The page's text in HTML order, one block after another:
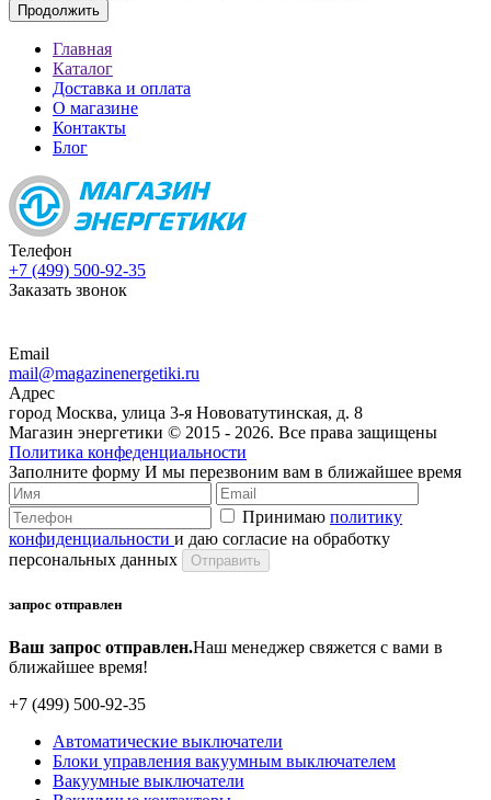
Продолжить
Главная
Каталог
Доставка и оплата
О магазине
Контакты
Блог
Телефон
+7 (499) 500-92-35
Заказать звонок
Email
mail@magazinenergetiki.ru
Адрес
город Москва, улица 3-я Нововатутинская, д. 8
Магазин энергетики © 2015 - 2026. Все права защищены
Политика конфеденциальности
Заполните форму И мы перезвоним вам в ближайшее время
Принимаю политику
конфиденциальности и даю согласие на обработку
персональных данных
запрос отправлен
Ваш запрос отправлен.Наш менеджер свяжется с вами в
ближайшее время!
+7 (499) 500-92-35
Автоматические выключатели
Блоки управления вакуумным выключателем
Вакуумные выключатели